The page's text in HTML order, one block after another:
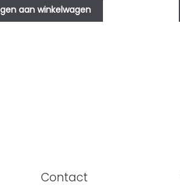
aan winkelwagen
Contact